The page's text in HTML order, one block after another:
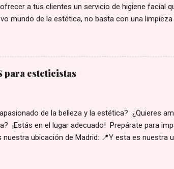
a tus clientes un servicio de higiene facial
mundo de la estética, no basta con una
, te convertirás en la experta que tus clientes
la fidelización de tu clientela. ¿Qué aprenderás
completa para perfeccionar tus protocolos y
para ofrecer tratamientos de higiene
y tratar alteraciones comunes de la piel:
para esteticistas
de la belleza y la estética? ¿Quieres
¡Estás en el lugar adecuado! Prepárate para
nuestra ubicación de Madrid: 📍Y esta es nuestra